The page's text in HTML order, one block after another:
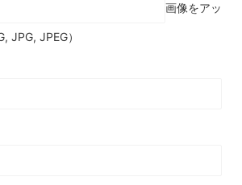
画像をアッ
JPG, JPEG）